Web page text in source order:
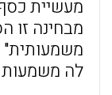
מעשיית
מבחינה זו
משמעותית"
לה משמעות